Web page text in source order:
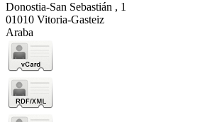
Donostia-San Sebastián , 1
01010 Vitoria-Gasteiz
Araba